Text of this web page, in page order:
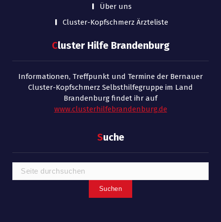
Über uns
Cluster-Kopfschmerz Ärzteliste
Cluster Hilfe Brandenburg
Informationen, Treffpunkt und Termine der Bernauer
Cluster-Kopfschmerz Selbsthilfegruppe im Land
Brandenburg findet ihr auf
www.clusterhilfebrandenburg.de
Suche
Suchen